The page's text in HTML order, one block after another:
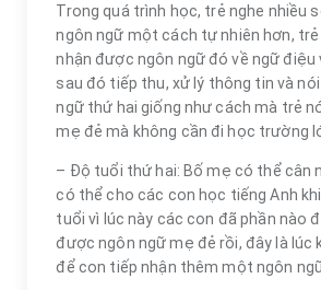
Trong quá trình học, trẻ nghe nhiều
ngôn ngữ một cách tự nhiên hơn,
nhận được ngôn ngữ đó về ngữ điệu
sau đó tiếp thu, xử lý thông tin và
ngữ thứ hai giống như cách mà trẻ
mẹ đẻ mà không cần đi học trường
– Độ tuổi thứ hai: Bố mẹ có thể cân
có thể cho các con học tiếng Anh
tuổi vì lúc này các con đã phần nào
được ngôn ngữ mẹ đẻ rồi, đây là lúc
để con tiếp nhận thêm một ngôn